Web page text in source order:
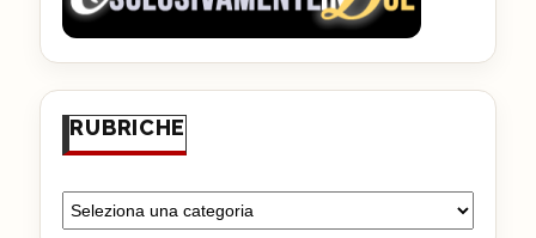
RUBRICHE